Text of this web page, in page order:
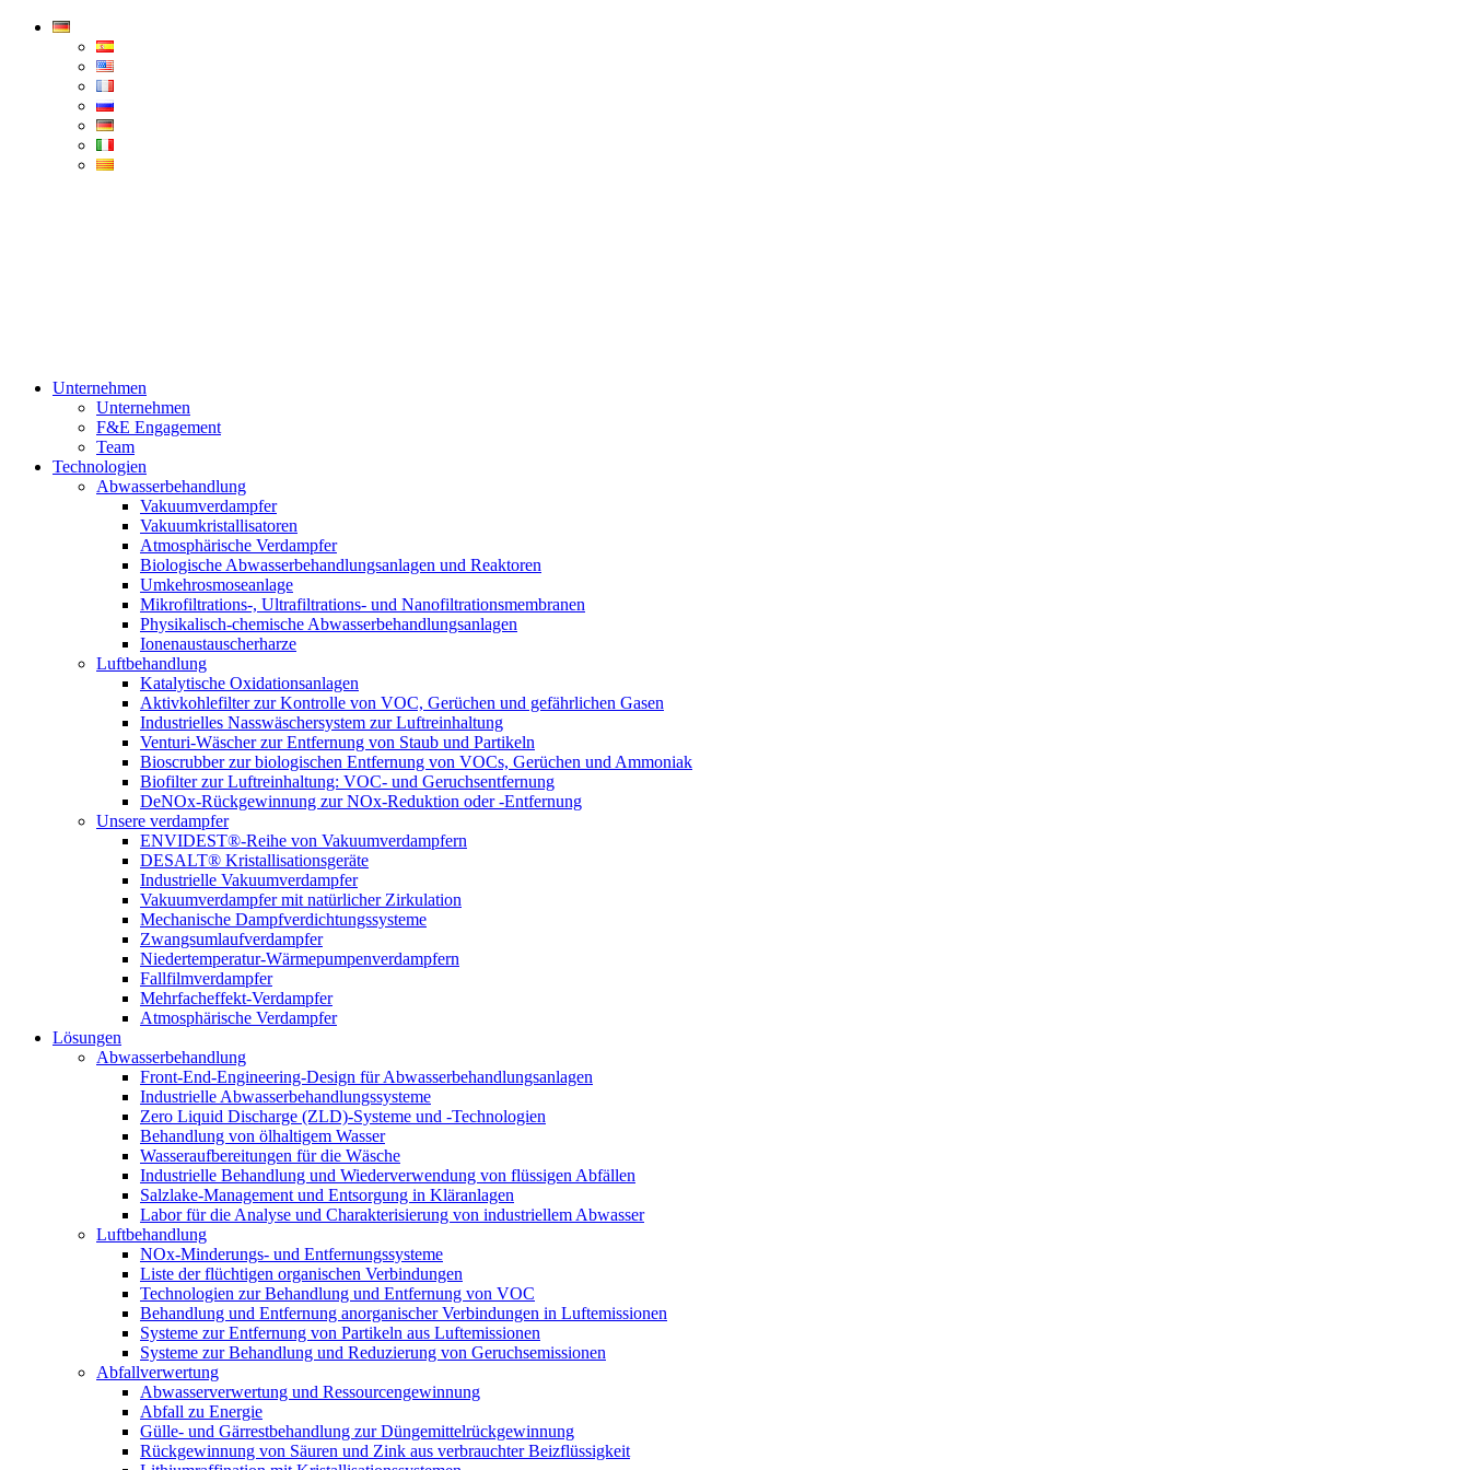
Condorchem
Unternehmen
Unternehmen
F&E Engagement
Team
Technologien
Abwasserbehandlung
Vakuumverdampfer
Vakuumkristallisatoren
Atmosphärische Verdampfer
Biologische Abwasserbehandlungsanlagen und Reaktoren
Umkehrosmoseanlage
Mikrofiltrations-, Ultrafiltrations- und Nanofiltrationsmembranen
Physikalisch-chemische Abwasserbehandlungsanlagen
Ionenaustauscherharze
Luftbehandlung
Katalytische Oxidationsanlagen
Aktivkohlefilter zur Kontrolle von VOC, Gerüchen und gefährlichen Gasen
Industrielles Nasswäschersystem zur Luftreinhaltung
Venturi-Wäscher zur Entfernung von Staub und Partikeln
Bioscrubber zur biologischen Entfernung von VOCs, Gerüchen und Ammoniak
Biofilter zur Luftreinhaltung: VOC- und Geruchsentfernung
DeNOx-Rückgewinnung zur NOx-Reduktion oder -Entfernung
Unsere verdampfer
ENVIDEST®-Reihe von Vakuumverdampfern
DESALT® Kristallisationsgeräte
Industrielle Vakuumverdampfer
Vakuumverdampfer mit natürlicher Zirkulation
Mechanische Dampfverdichtungssysteme
Zwangsumlaufverdampfer
Niedertemperatur-Wärmepumpenverdampfern
Fallfilmverdampfer
Mehrfacheffekt-Verdampfer
Atmosphärische Verdampfer
Lösungen
Abwasserbehandlung
Front-End-Engineering-Design für Abwasserbehandlungsanlagen
Industrielle Abwasserbehandlungssysteme
Zero Liquid Discharge (ZLD)-Systeme und -Technologien
Behandlung von ölhaltigem Wasser
Wasseraufbereitungen für die Wäsche
Industrielle Behandlung und Wiederverwendung von flüssigen Abfällen
Salzlake-Management und Entsorgung in Kläranlagen
Labor für die Analyse und Charakterisierung von industriellem Abwasser
Luftbehandlung
NOx-Minderungs- und Entfernungssysteme
Liste der flüchtigen organischen Verbindungen
Technologien zur Behandlung und Entfernung von VOC
Behandlung und Entfernung anorganischer Verbindungen in Luftemissionen
Systeme zur Entfernung von Partikeln aus Luftemissionen
Systeme zur Behandlung und Reduzierung von Geruchsemissionen
Abfallverwertung
Abwasserverwertung und Ressourcengewinnung
Abfall zu Energie
Gülle- und Gärrestbehandlung zur Düngemittelrückgewinnung
Rückgewinnung von Säuren und Zink aus verbrauchter Beizflüssigkeit